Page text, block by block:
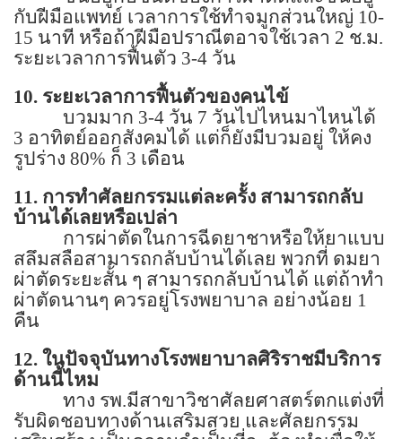
กับฝีมือแพทย์ เวลาการใช้ทำจมูกส่วนใหญ่ 10-
15 นาที หรือถ้าฝีมือปราณีตอาจใช้เวลา 2 ช.ม.
ระยะเวลาการฟื้นตัว 3-4 วัน
10. ระยะเวลาการฟื้นตัวของคนไข้
บวมมาก 3-4 วัน 7 วันไปไหนมาไหนได้
3 อาทิตย์ออกสังคมได้ แต่ก็ยังมีบวมอยู่ ให้คง
รูปร่าง 80% ก็ 3 เดือน
11. การทำศัลยกรรมแต่ละครั้ง สามารถกลับ
บ้านได้เลยหรือเปล่า
การผ่าตัดในการฉีดยาชาหรือให้ยาแบบ
สลึมสลือสามารถกลับบ้านได้เลย พวกที่ ดมยา
ผ่าตัดระยะสั้น ๆ สามารถกลับบ้านได้ แต่ถ้าทำ
ผ่าตัดนานๆ ควรอยู่โรงพยาบาล อย่างน้อย 1
คืน
12. ในปัจจุบันทางโรงพยาบาลศิริราชมีบริการ
ด้านนี้ไหม
ทาง รพ.มีสาขาวิชาศัลยศาสตร์ตกแต่งที่
รับผิดชอบทางด้านเสริมสวย และศัลยกรรม